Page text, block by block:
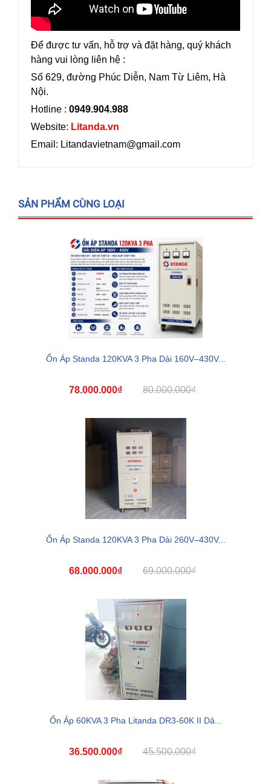
Để được tư vấn, hỗ trợ và đặt hàng, quý khách
hàng vui lòng liên hệ :
Số 629, đường Phúc Diễn, Nam Từ Liêm, Hà
Nội.
Hotline : 0949.904.988
Website: Litanda.vn
Email: Litandavietnam@gmail.com
SẢN PHẨM CÙNG LOẠI
Ổn Áp Standa 120KVA 3 Pha Dải 160V–430V...
78.000.000₫ 80.000.000₫
Ổn Áp Standa 120KVA 3 Pha Dải 260V–430V...
68.000.000₫ 69.000.000₫
Ổn Áp 60KVA 3 Pha Litanda DR3-60K II Dả...
36.500.000₫ 45.500.000₫